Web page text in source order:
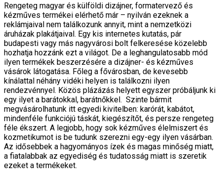
Rengeteg magyar és külföldi dizájner, formatervező és
kézműves termékei elérhető már – nyilván ezeknek a
reklámjaival nem találkozunk annyit, mint a nemzetközi
áruházak plakátjaival. Egy kis internetes kutatás, pár
budapesti vagy más nagyvárosi bolt felkeresése közelebb
hozhatja hozzánk ezt a világot. De a leghangulatosabb mód
ilyen termékek beszerzésére a dizájner- és kézműves
vásárok látogatása. Főleg a fővárosban, de kevesebb
kínálattal néhány vidéki helyen is találkozni ilyen
rendezvénnyel. Közös plázázás helyett egyszer próbáljunk ki
egy ilyet a barátokkal, barátnőkkel. Szinte bármit
megvásárolhatunk itt egyedi kivitelben: karórát, kabátot,
mindenféle funkciójú táskát, kiegészítőt, és persze rengeteg
féle ékszert. A legjobb, hogy sok kézműves élelmiszert és
kozmetikumot is be tudunk szerezni egy-egy ilyen vásárban.
Az idősebbek a hagyományos ízek és magas minőség miatt,
a fiatalabbak az egyediség és tudatosság miatt is szeretik
ezeket a termékeket.